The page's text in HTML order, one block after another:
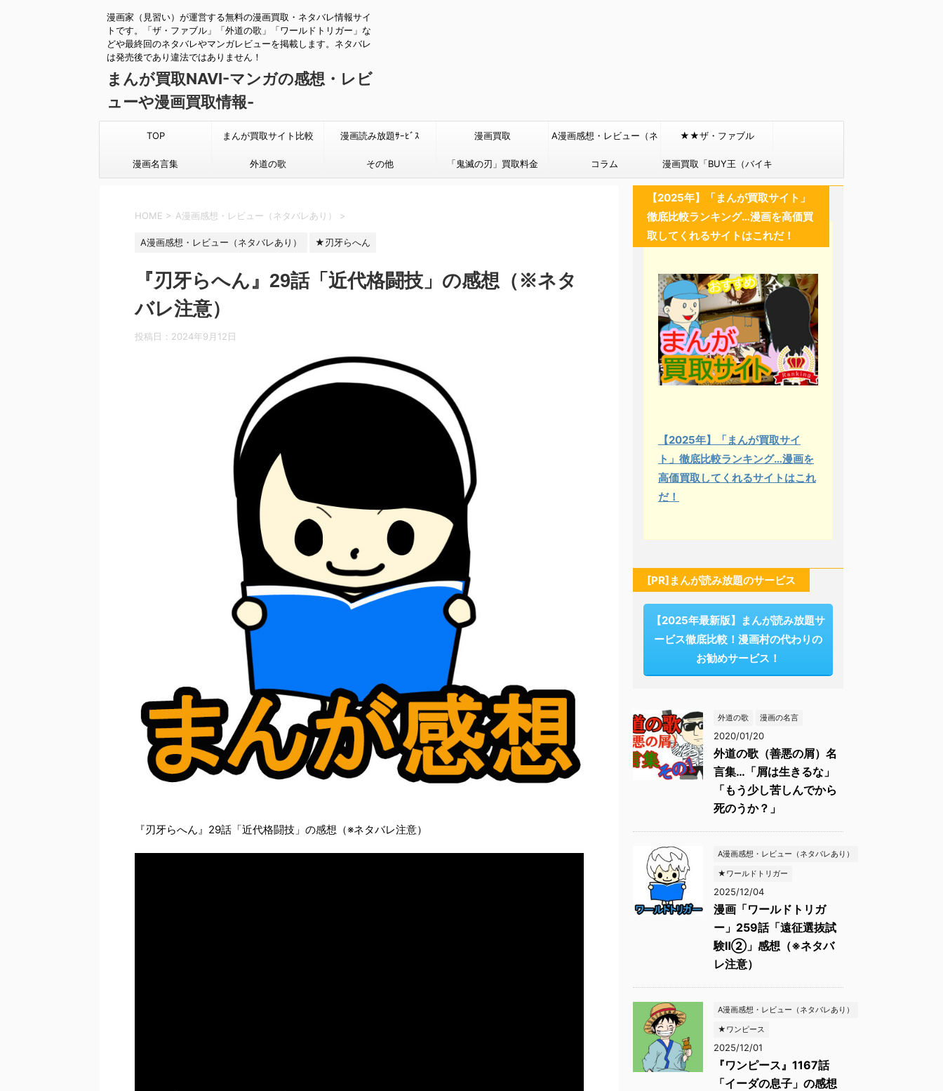
漫画家（見習い）が運営する無料の漫画買取・ネタバレ情報サイ
トです。「ザ・ファブル」「外道の歌」「ワールドトリガー」な
どや最終回のネタバレやマンガレビューを掲載します。ネタバレ
は発売後であり違法ではありません！
まんが買取NAVI-マンガの感想・レビ
ューや漫画買取情報-
TOP まんが買取サイト比較 漫画読み放題ｻｰﾋﾞｽ 漫画買取 A漫画感想・レビュー（ネ
タバレあり）
★★ザ・ファブル
漫画名言集 外道の歌 その他 「鬼滅の刃」買取料金 コラム 漫画買取「BUY王（バイキ
ング）」
HOME > A漫画感想・レビュー（ネタバレあり） >
A漫画感想・レビュー（ネタバレあり） ★刃牙らへん
『刃牙らへん』29話「近代格闘技」の感想（※ネタ
バレ注意）
投稿日： 2024年9月12日
『刃牙らへん』29話「近代格闘技」の感想（※ネタバレ注意）
【2025年】「まんが買取サイト」
徹底比較ランキング…漫画を高価買
取してくれるサイトはこれだ！
【2025年】「まんが買取サイ
ト」徹底比較ランキング…漫画を
高価買取してくれるサイトはこれ
だ！
[PR]まんが読み放題のサービス
【2025年最新版】まんが読み放題サ
ービス徹底比較！漫画村の代わりの
お勧めサービス！
外道の歌 漫画の名言
2020/01/20
外道の歌（善悪の屑）名
言集…「屑は生きるな」
「もう少し苦しんでから
死のうか？」
A漫画感想・レビュー（ネタバレあり）
★ワールドトリガー
2025/12/04
漫画「ワールドトリガ
ー」259話「遠征選抜試
験Ⅱ②」感想（※ネタバ
レ注意）
A漫画感想・レビュー（ネタバレあり）
★ワンピース
2025/12/01
『ワンピース』1167話
「イーダの息子」の感想